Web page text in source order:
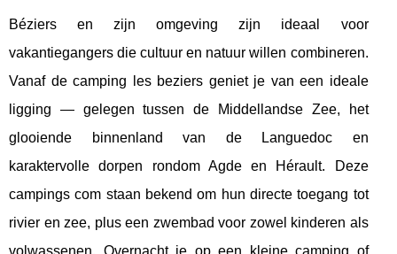
Béziers en zijn omgeving zijn ideaal voor
vakantiegangers die cultuur en natuur willen combineren.
Vanaf de camping les beziers geniet je van een ideale
ligging — gelegen tussen de Middellandse Zee, het
glooiende binnenland van de Languedoc en
karaktervolle dorpen rondom Agde en Hérault. Deze
campings com staan bekend om hun directe toegang tot
rivier en zee, plus een zwembad voor zowel kinderen als